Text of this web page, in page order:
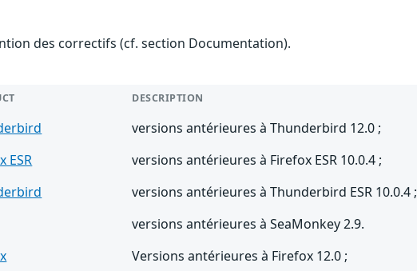
des correctifs (cf. section Documentation).
DESCRIPTION
versions antérieures à Thunderbird 12.0 ;
ESR
versions antérieures à Firefox ESR 10.0.4 ;
versions antérieures à Thunderbird ESR 10.0.4 ;
versions antérieures à SeaMonkey 2.9.
Versions antérieures à Firefox 12.0 ;